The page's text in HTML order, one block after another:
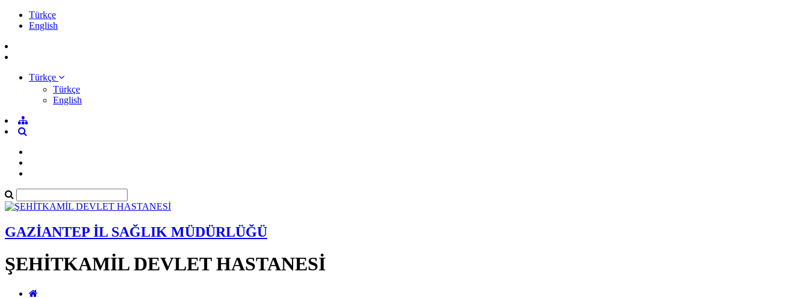
Türkçe
English
Türkçe
Türkçe
English
GAZİANTEP İL SAĞLIK MÜDÜRLÜĞÜ
ŞEHİTKAMİL DEVLET HASTANESİ